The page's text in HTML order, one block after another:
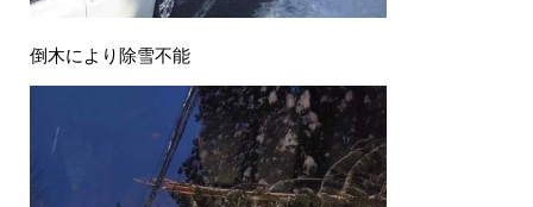
倒木により除雪不能